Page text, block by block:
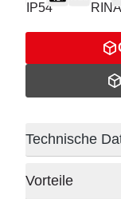
Technische
Vorteile